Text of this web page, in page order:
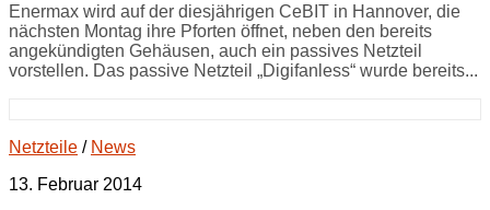
Enermax wird auf der diesjährigen CeBIT in Hannover, die
nächsten Montag ihre Pforten öffnet, neben den bereits
angekündigten Gehäusen, auch ein passives Netzteil
vorstellen. Das passive Netzteil „Digifanless“ wurde bereits...
Netzteile / News
13. Februar 2014